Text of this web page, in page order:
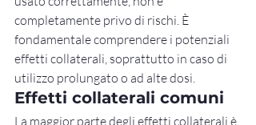
completamente privo di rischi. È
fondamentale comprendere i potenziali
effetti collaterali, soprattutto in caso di
utilizzo prolungato o ad alte dosi.
Effetti collaterali comuni
La maggior parte degli effetti collaterali è